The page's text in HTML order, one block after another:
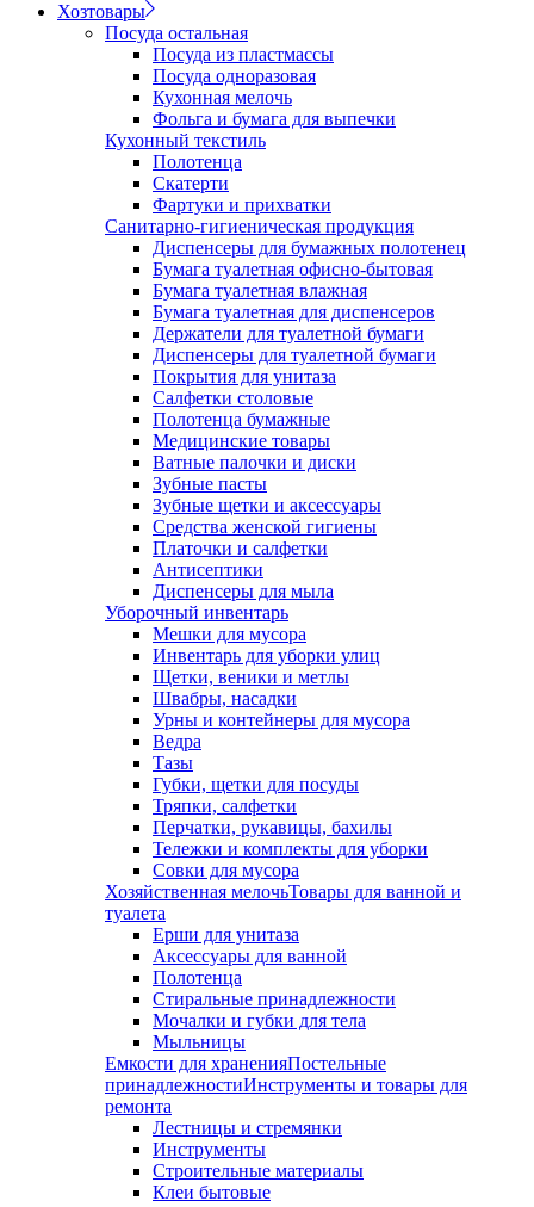
Хозтовары
Посуда остальная
Посуда из пластмассы
Посуда одноразовая
Кухонная мелочь
Фольга и бумага для выпечки
Кухонный текстиль
Полотенца
Скатерти
Фартуки и прихватки
Санитарно-гигиеническая продукция
Диспенсеры для бумажных полотенец
Бумага туалетная офисно-бытовая
Бумага туалетная влажная
Бумага туалетная для диспенсеров
Держатели для туалетной бумаги
Диспенсеры для туалетной бумаги
Покрытия для унитаза
Салфетки столовые
Полотенца бумажные
Медицинские товары
Ватные палочки и диски
Зубные пасты
Зубные щетки и аксессуары
Средства женской гигиены
Платочки и салфетки
Антисептики
Диспенсеры для мыла
Уборочный инвентарь
Мешки для мусора
Инвентарь для уборки улиц
Щетки, веники и метлы
Швабры, насадки
Урны и контейнеры для мусора
Ведра
Тазы
Губки, щетки для посуды
Тряпки, салфетки
Перчатки, рукавицы, бахилы
Тележки и комплекты для уборки
Совки для мусора
Хозяйственная мелочьТовары для ванной и
туалета
Ерши для унитаза
Аксессуары для ванной
Полотенца
Стиральные принадлежности
Мочалки и губки для тела
Мыльницы
Емкости для храненияПостельные
принадлежностиИнструменты и товары для
ремонта
Лестницы и стремянки
Инструменты
Строительные материалы
Клеи бытовые